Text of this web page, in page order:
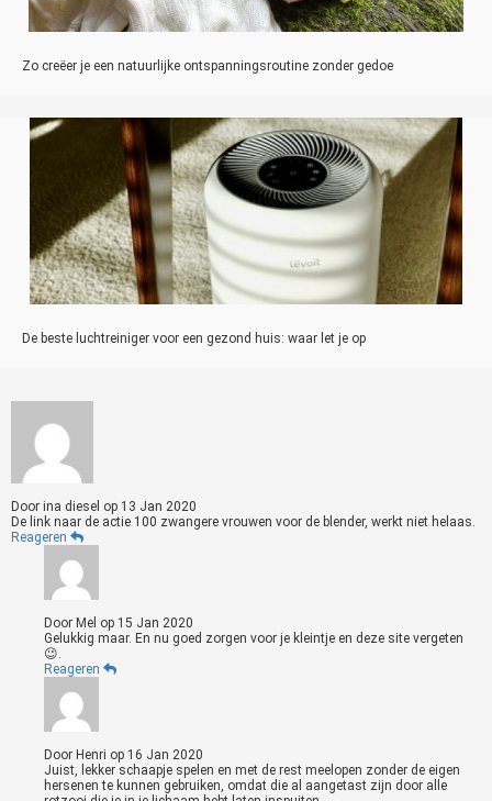
Zo creëer je een natuurlijke ontspanningsroutine zonder gedoe
De beste luchtreiniger voor een gezond huis: waar let je op
Door ina diesel op 13 Jan 2020
De link naar de actie 100 zwangere vrouwen voor de blender, werkt niet helaas.
Reageren
Door Mel op 15 Jan 2020
Gelukkig maar. En nu goed zorgen voor je kleintje en deze site vergeten
😉.
Reageren
Door Henri op 16 Jan 2020
Juist, lekker schaapje spelen en met de rest meelopen zonder de eigen
hersenen te kunnen gebruiken, omdat die al aangetast zijn door alle